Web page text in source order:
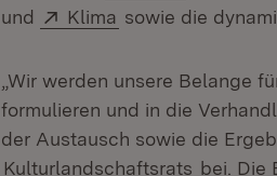
und
Extern:
Klima (Öffnet in neuem
sowie die
„Wir werden unsere Belange
formulieren und in die
der Austausch sowie die
Kulturlandschaftsrats bei. Die